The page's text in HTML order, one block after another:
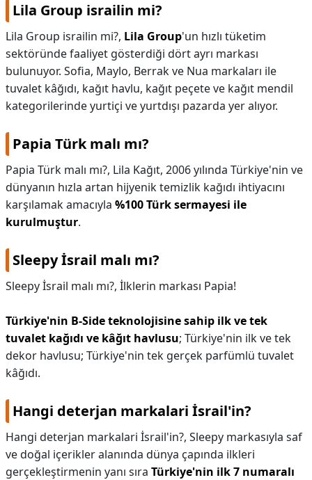
Lila Group israilin mi?
Lila Group israilin mi?, Lila Group'un hızlı tüketim
sektöründe faaliyet gösterdiği dört ayrı markası
bulunuyor. Sofia, Maylo, Berrak ve Nua markaları ile
tuvalet kâğıdı, kağıt havlu, kağıt peçete ve kağıt mendil
kategorilerinde yurtiçi ve yurtdışı pazarda yer alıyor.
Papia Türk malı mı?
Papia Türk malı mı?, Lila Kağıt, 2006 yılında Türkiye'nin ve
dünyanın hızla artan hijyenik temizlik kağıdı ihtiyacını
karşılamak amacıyla %100 Türk sermayesi ile
kurulmuştur.
Sleepy İsrail malı mı?
Sleepy İsrail malı mı?, İlklerin markası Papia!
Türkiye'nin B-Side teknolojisine sahip ilk ve tek
tuvalet kağıdı ve kâğıt havlusu; Türkiye'nin ilk ve tek
dekor havlusu; Türkiye'nin tek gerçek parfümlü tuvalet
kâğıdı.
Hangi deterjan markalari İsrail'in?
Hangi deterjan markalari İsrail'in?, Sleepy markasıyla saf
ve doğal içerikler alanında dünya çapında ilkleri
gerçekleştirmenin yanı sıra Türkiye'nin ilk 7 numaralı